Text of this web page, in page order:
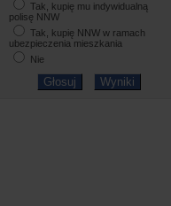
Tak, kupię mu indywidualną
polisę NNW
Tak, kupię NNW w ramach
ubezpieczenia mieszkania
Nie